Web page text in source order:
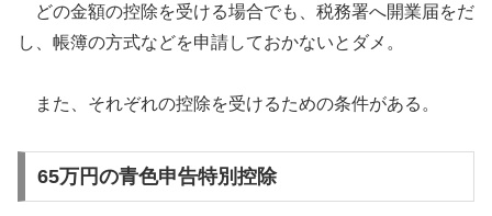
どの金額の控除を受ける場合でも、税務署へ開業届をだ
し、帳簿の方式などを申請しておかないとダメ。
また、それぞれの控除を受けるための条件がある。
65万円の青色申告特別控除